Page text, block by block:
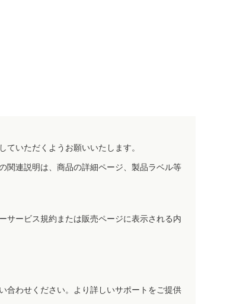
いただくようお願いいたします。
関連説明は、商品の詳細ページ、製品ラベル等
サービス規約または販売ページに表示される内
合わせください。より詳しいサポートをご提供